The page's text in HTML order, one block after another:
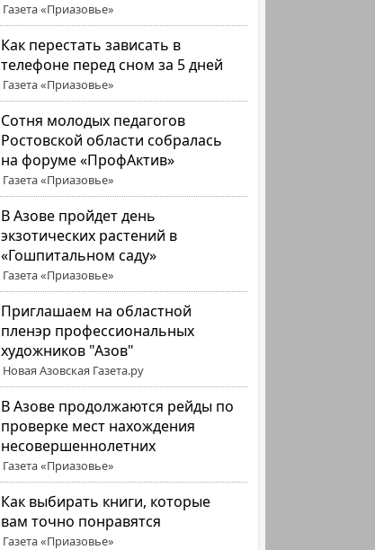
Газета «Приазовье»
Как перестать зависать в
телефоне перед сном за 5 дней
Газета «Приазовье»
Сотня молодых педагогов
Ростовской области собралась
на форуме «ПрофАктив»
Газета «Приазовье»
В Азове пройдет день
экзотических растений в
«Гошпитальном саду»
Газета «Приазовье»
Приглашаем на областной
пленэр профессиональных
художников "Азов"
Новая Азовская Газета.ру
В Азове продолжаются рейды по
проверке мест нахождения
несовершеннолетних
Газета «Приазовье»
Как выбирать книги, которые
вам точно понравятся
Газета «Приазовье»